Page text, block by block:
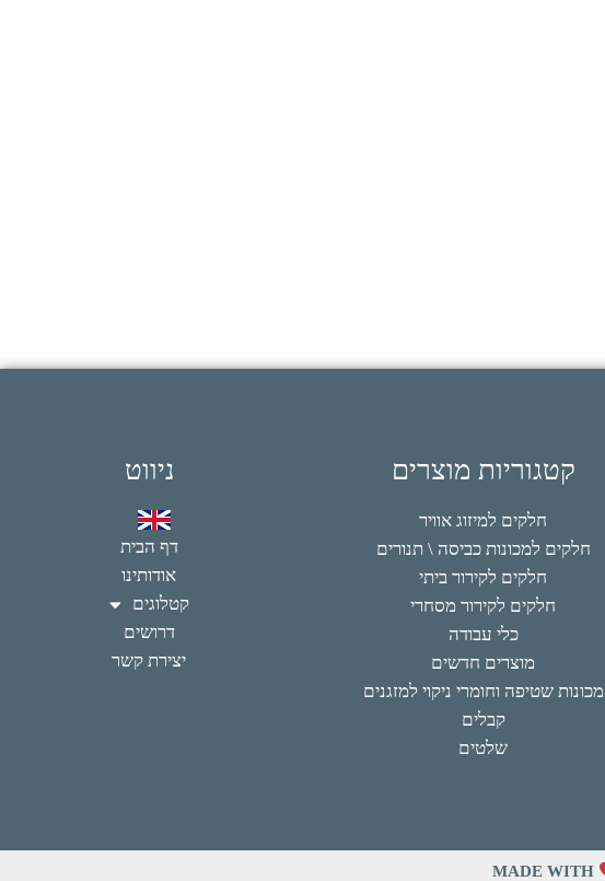
קטגוריות מוצרים
חלקים למיזוג אוויר
חלקים למכונות כביסה \ תנורים
חלקים לקירור ביתי
חלקים לקירור מסחרי
כלי עבודה
מוצרים חדשים
מכונות שטיפה וחומרי ניקוי למזגנים
קבלים
שלטים
ניווט
דף הבית
אודותינו
קטלוגים
דרושים
יצירת קשר
MADE WITH